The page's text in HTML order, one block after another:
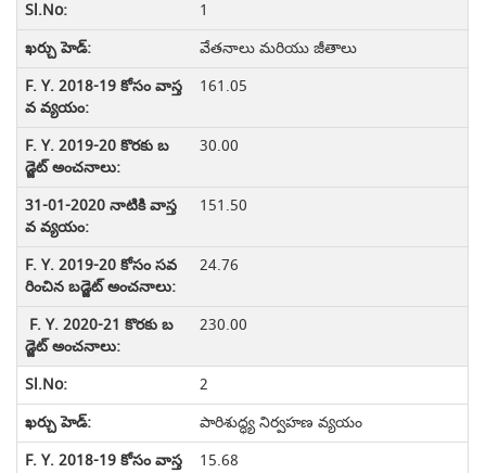
1
వేతనాలు మరియు జీతాలు
161.05
30.00
151.50
24.76
230.00
2
పారిశుద్ధ్య నిర్వహణ వ్యయం
15.68